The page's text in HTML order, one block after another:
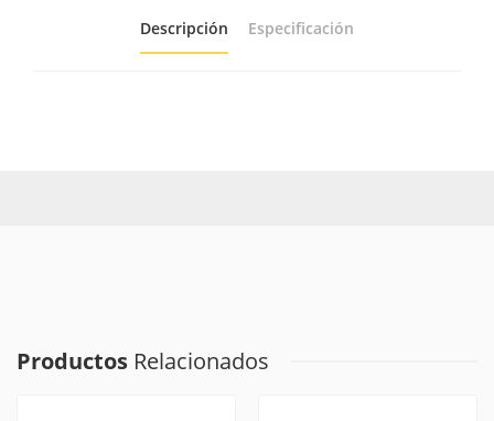
Descripción Especificación
Productos Relacionados